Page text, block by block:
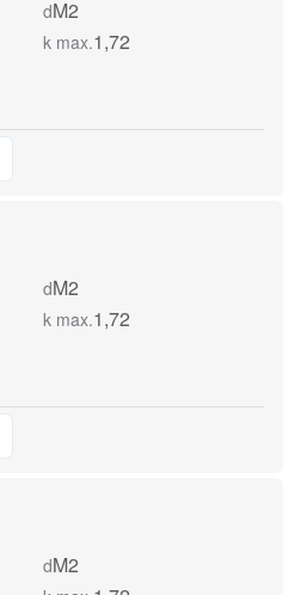
dM2
k max.1,72
dM2
k max.1,72
dM2